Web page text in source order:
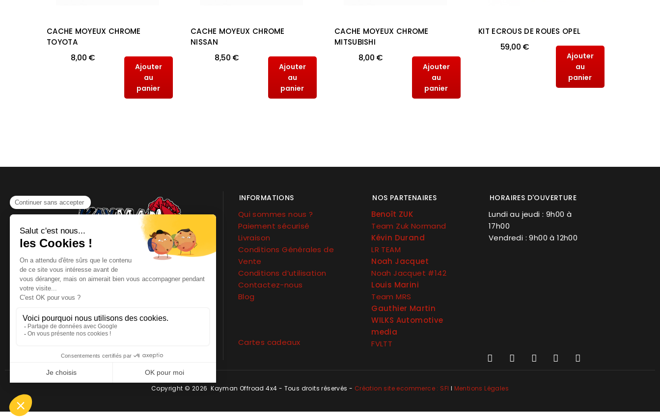
CACHE MOYEUX CHROME
TOYOTA
8,00 €
Ajouter
au
panier
CACHE MOYEUX CHROME
NISSAN
8,50 €
Ajouter
au
panier
CACHE MOYEUX CHROME
MITSUBISHI
8,00 €
Ajouter
au
panier
KIT ECROUS DE ROUES OPEL
59,00 €
Ajouter
au
panier
NOUS CONTACTER
Email
offroad.fr
INFORMATIONS
Qui sommes nous ?
Paiement sécurisé
Livraison
Conditions Générales de
Vente
Conditions d’utilisation
Contactez-nous
Blog
Cartes cadeaux
NOS PARTENAIRES
Benoît ZUK
Team Zuk Normand
Kévin Durand
LR TEAM
Noah Jacquet
Noah Jacquet #142
Louis Marini
Team MRS
Gauthier Martin
WILKS Automotive
media
FVLTT
HORAIRES D'OUVERTURE
Lundi au jeudi : 9h00 à
17h00
Vendredi : 9h00 à 12h00
Copyright © 2026 Kayman Offroad 4x4 - Tous droits réservés - Création site ecommerce : SFI l Mentions Légales